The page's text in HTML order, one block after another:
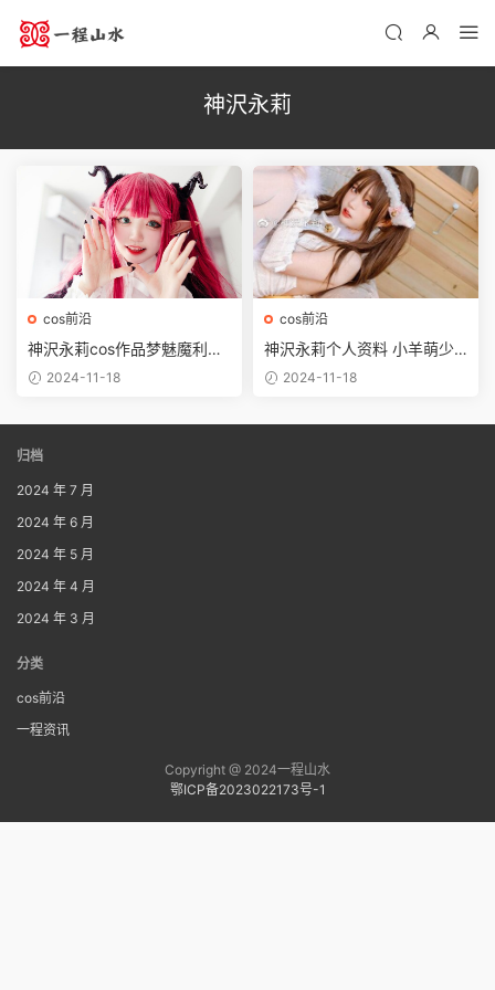
神沢永莉
cos前沿
神沢永莉cos作品梦魅魔利
兹，可爱爆表
2024-11-18
cos前沿
神沢永莉个人资料 小羊萌少
女作品鉴赏
2024-11-18
归档
2024 年 7 月
2024 年 6 月
2024 年 5 月
2024 年 4 月
2024 年 3 月
分类
cos前沿
一程资讯
Copyright @ 2024一程山水
鄂ICP备2023022173号-1